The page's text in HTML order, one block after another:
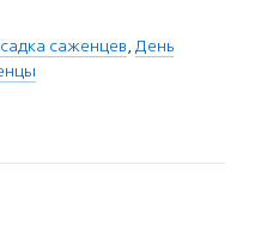
саженцев, День